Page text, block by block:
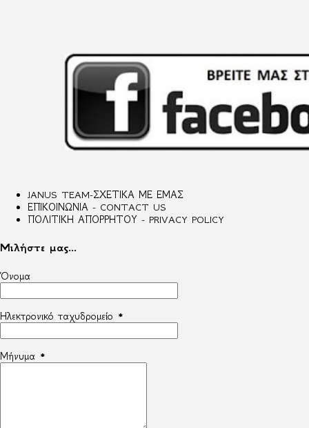
JANUS TEAM-ΣΧΕΤΙΚΑ ΜΕ ΕΜΑΣ
ΕΠΙΚΟΙΝΩΝΙΑ - CONTACT US
ΠΟΛΙΤΙΚΗ ΑΠΟΡΡΗΤΟΥ - PRIVACY POLICY
Μιλήστε μας...
Όνομα
Ηλεκτρονικό ταχυδρομείο *
Μήνυμα *